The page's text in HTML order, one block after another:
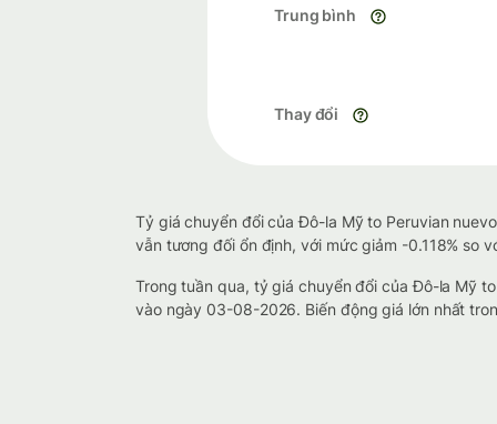
Trung bình
Thay đổi
Tỷ giá chuyển đổi của Đô-la Mỹ to Peruvian
vẫn tương đối ổn định, với mức giảm -0.118% so
Trong tuần qua, tỷ giá chuyển đổi của Đô-la Mỹ
vào ngày 03-08-2026. Biến động giá lớn nhất